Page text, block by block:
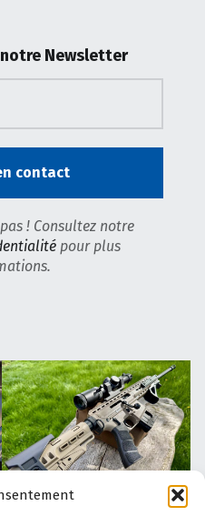
Newsletter
! Consultez notre
pour plus